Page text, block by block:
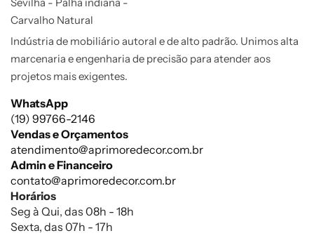
Indústria de mobiliário autoral e de alto padrão. Unimos alta
marcenaria e engenharia de precisão para atender aos
projetos mais exigentes.
WhatsApp
(19) 99766-2146
Vendas e Orçamentos
atendimento@aprimoredecor.com.br
Admin e Financeiro
contato@aprimoredecor.com.br
Horários
Seg à Qui, das 08h - 18h
Sexta, das 07h - 17h